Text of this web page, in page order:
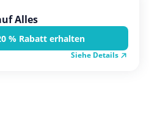
Alles
% Rabatt erhalten
Siehe Details